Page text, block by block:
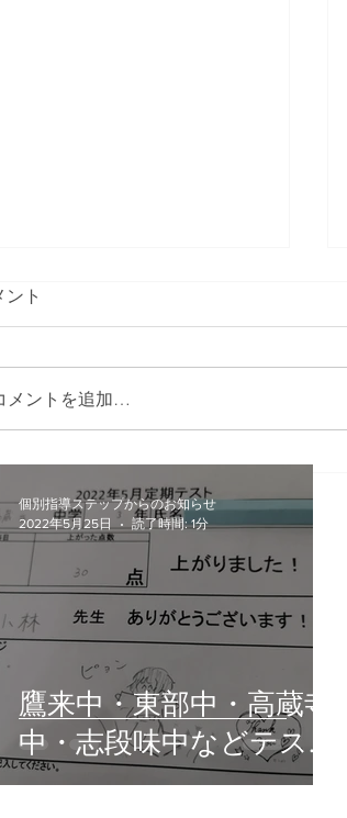
来中・東部中・高蔵寺中・
志段味中などテスト対策終
！
ント
メントを追加…
鷹来中・東部中・高蔵寺
中・志段味中などテスト
対策終了！
個別指導ステップからのお知らせ
2022年5月25日
読了時間: 1分